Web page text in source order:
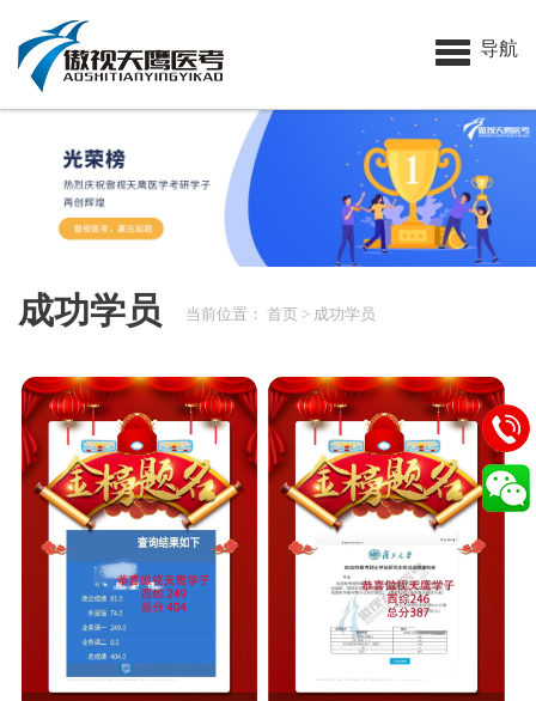
导航
成功学员 当前位置： 首页 > 成功学员